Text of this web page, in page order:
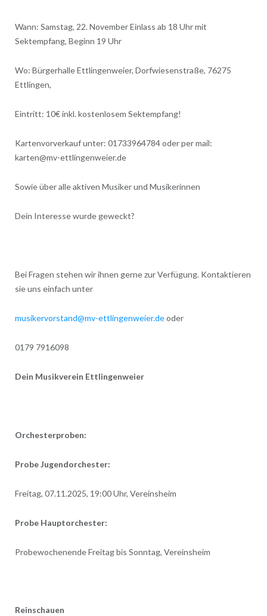
Wann: Samstag, 22. November Einlass ab 18 Uhr mit
Sektempfang, Beginn 19 Uhr
Wo: Bürgerhalle Ettlingenweier, Dorfwiesenstraße, 76275
Ettlingen,
Eintritt: 10€ inkl. kostenlosem Sektempfang!
Kartenvorverkauf unter: 01733964784 oder per mail:
karten@mv-ettlingenweier.de
Sowie über alle aktiven Musiker und Musikerinnen
Dein Interesse wurde geweckt?
Bei Fragen stehen wir ihnen gerne zur Verfügung. Kontaktieren
sie uns einfach unter
musikervorstand@mv-ettlingenweier.deoder
0179 7916098
Dein Musikverein Ettlingenweier
Orchesterproben:
Probe Jugendorchester:
Freitag, 07.11.2025, 19:00 Uhr, Vereinsheim
Probe Hauptorchester:
Probewochenende Freitag bis Sonntag, Vereinsheim
Reinschauen